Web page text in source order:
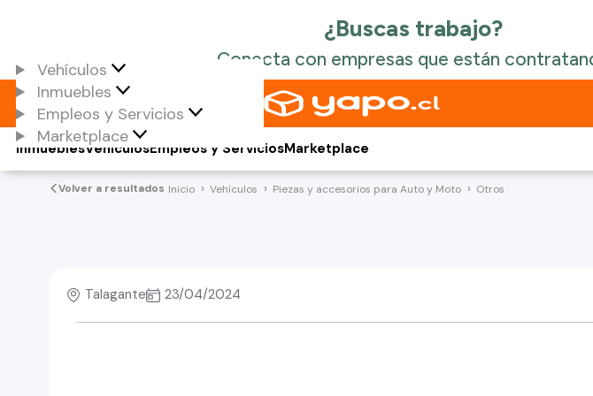
Vehículos
Inmuebles
Empleos y Servicios
Marketplace
Vehículos
Inmuebles Empleos y ServiciosMarketplace
Volver a resultados Inicio Vehículos Piezas y accesorios para Auto y Moto Otros
Talagante 23/04/2024